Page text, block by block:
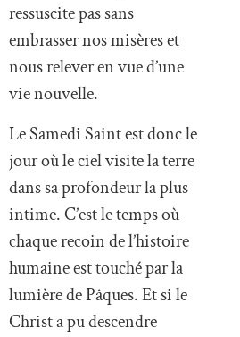
ressuscite pas sans
embrasser nos misères et
nous relever en vue d’une
vie nouvelle.
Le Samedi Saint est donc le
jour où le ciel visite la terre
dans sa profondeur la plus
intime. C’est le temps où
chaque recoin de l’histoire
humaine est touché par la
lumière de Pâques. Et si le
Christ a pu descendre